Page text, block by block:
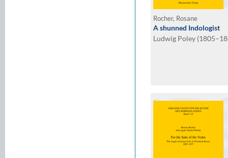
Rocher, Rosane
A shunned Indologist
Ludwig Poley